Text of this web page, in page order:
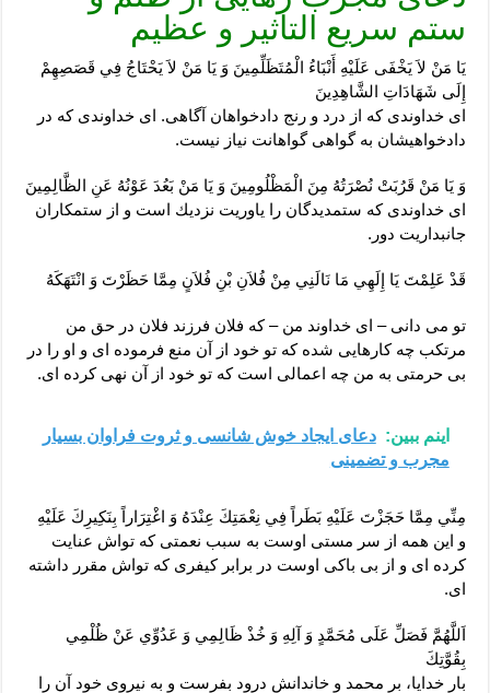
ستم سریع التاثیر و عظیم
يَا مَنْ لاَ يَخْفَى عَلَيْهِ أَنْبَاءُ الْمُتَظَلِّمِينَ‏ وَ يَا مَنْ لاَ يَحْتَاجُ فِي قَصَصِهِمْ
إِلَى شَهَادَاتِ الشَّاهِدِينَ‏
اى خداوندى كه از درد و رنج دادخواهان آگاهى. اى خداوندى كه در
دادخواهيشان به گواهى گواهانت نياز نيست.
وَ يَا مَنْ قَرُبَتْ نُصْرَتُهُ مِنَ الْمَظْلُومِينَ‏ وَ يَا مَنْ بَعُدَ عَوْنُهُ عَنِ الظَّالِمِينَ‏
اى خداوندى كه ستمديدگان را ياوريت نزديك است‏ و از ستمكاران
جانبداريت دور.
قَدْ عَلِمْتَ يَا إِلَهِي مَا نَالَنِي مِنْ فُلاَنِ بْنِ فُلاَنٍ مِمَّا حَظَرْتَ وَ انْتَهَكَهُ
تو مى ‏دانى – اى خداوند من – كه فلان فرزند فلان در حق من
مرتكب چه كارهايى شده كه تو خود از آن منع فرموده ‏اى و او را در
بى‏ حرمتى به من چه اعمالى است كه تو خود از آن نهى كرده ‏اى.
اینم ببین: دعای ایجاد خوش شانسی و ثروت فراوان بسیار
مجرب و تضمینی
مِنِّي مِمَّا حَجَزْتَ عَلَيْهِ بَطَراً فِي نِعْمَتِكَ عِنْدَهُ وَ اغْتِرَاراً بِنَكِيرِكَ عَلَيْهِ‏
و اين همه از سر مستى اوست به سبب نعمتى كه تواش عنايت
كرده‏ اى و از بى ‏باكى اوست در برابر كيفرى كه تواش مقرر داشته
‏اى.
اَللَّهُمَّ فَصَلِّ عَلَى مُحَمَّدٍ وَ آلِهِ وَ خُذْ ظَالِمِي وَ عَدُوِّي عَنْ ظُلْمِي
بِقُوَّتِكَ‏
بار خدايا، بر محمد و خاندانش درود بفرست و به نيروى خود آن را